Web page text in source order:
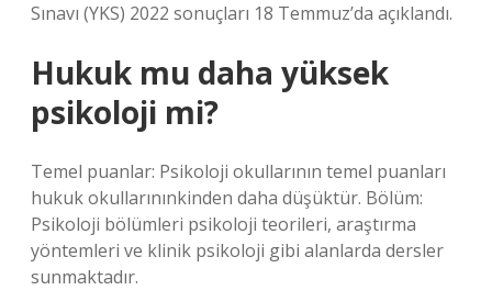
Sınavı (YKS) 2022 sonuçları 18 Temmuz’da açıklandı.
Hukuk mu daha yüksek
psikoloji mi?
Temel puanlar: Psikoloji okullarının temel puanları
hukuk okullarınınkinden daha düşüktür. Bölüm:
Psikoloji bölümleri psikoloji teorileri, araştırma
yöntemleri ve klinik psikoloji gibi alanlarda dersler
sunmaktadır.